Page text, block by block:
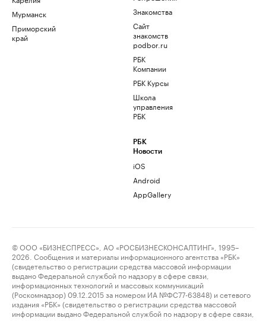
Мурманск
Приморский
край
Знакомства
Сайт
знакомств
podbor.ru
РБК
Компании
РБК Курсы
Школа
управления
РБК
РБК
Новости
iOS
Android
AppGallery
© ООО «БИЗНЕСПРЕСС», АО «РОСБИЗНЕСКОНСАЛТИНГ», 1995–
2026. Сообщения и материалы информационного агентства «РБК»
(свидетельство о регистрации средства массовой информации
выдано Федеральной службой по надзору в сфере связи,
информационных технологий и массовых коммуникаций
(Роскомнадзор) 09.12.2015 за номером ИА №ФС77-63848) и сетевого
издания «РБК» (свидетельство о регистрации средства массовой
информации выдано Федеральной службой по надзору в сфере связи,